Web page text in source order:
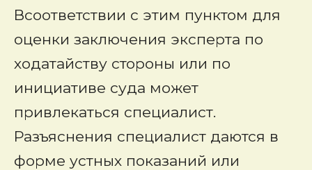
Всоответствии с этим пунктом для
оценки заключения эксперта по
ходатайству стороны или по
инициативе суда может
привлекаться специалист.
Разъяснения специалист даются в
форме устных показаний или